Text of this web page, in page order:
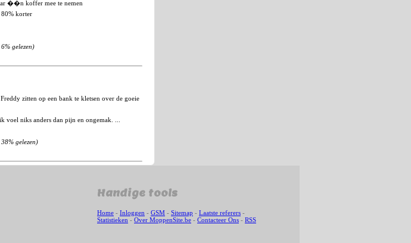
��n koffer mee te nemen
korter
gelezen)
zitten op een bank te kletsen over de goeie
voel niks anders dan pijn en ongemak. ...
gelezen)
Handige tools
Home - Inloggen - GSM - Sitemap - Laatste referers -
Statistieken - Over MoppenSite.be - Contacteer Ons - RSS